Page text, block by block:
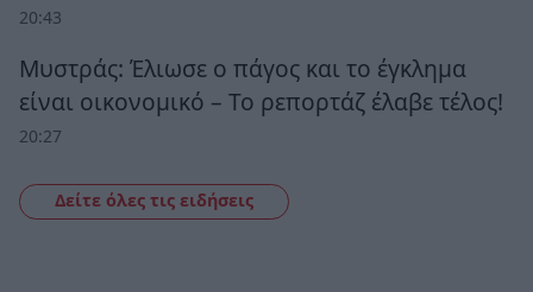
20:43
Μυστράς: Έλιωσε ο πάγος και το έγκλημα
είναι οικονομικό – Το ρεπορτάζ έλαβε τέλος!
20:27
Δείτε όλες τις ειδήσεις